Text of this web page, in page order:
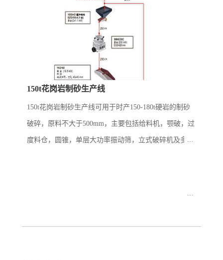
150t花岗岩制砂生产线
150t花岗岩制砂生产线可用于时产150-180t硬岩的制砂
破碎，原料不大于500mm，主要包括给料机，颚破，过
度料仓，圆锥，单层大功率振动筛，立式破碎机及多层